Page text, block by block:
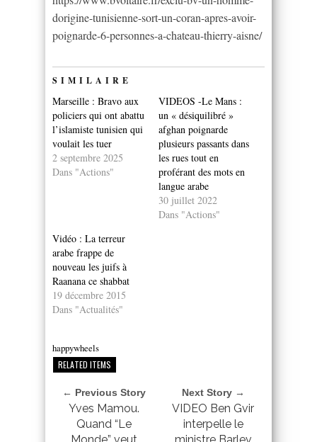
dorigine-tunisienne-sort-un-coran-apres-avoir-
poignarde-6-personnes-a-chateau-thierry-aisne/
SIMILAIRE
Marseille : Bravo aux
policiers qui ont abattu
l’islamiste tunisien qui
voulait les tuer
2 septembre 2025
Dans "Actions"
VIDEOS -Le Mans :
un « désiquilibré »
afghan poignarde
plusieurs passants dans
les rues tout en
proférant des mots en
langue arabe
30 juillet 2022
Dans "Actions"
Vidéo : La terreur
arabe frappe de
nouveau les juifs à
Raanana ce shabbat
19 décembre 2015
Dans "Actualités"
happywheels
RELATED ITEMS
← Previous Story
Yves Mamou.
Quand “Le
Next Story →
VIDEO Ben Gvir
interpelle le